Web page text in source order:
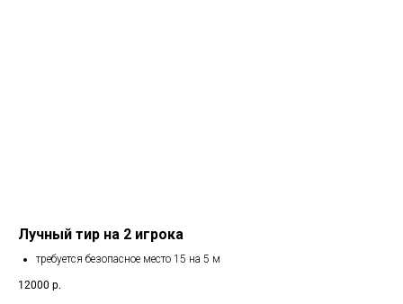
Лучный тир на 2 игрока
требуется безопасное место 15 на 5 м
12000 р.